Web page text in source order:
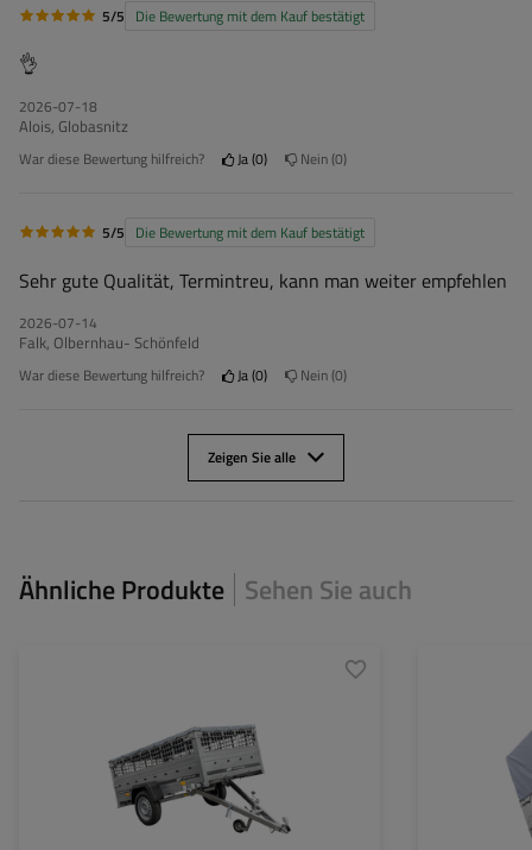
5/5 Die Bewertung mit dem Kauf bestätigt
👌
2026-07-18
Alois, Globasnitz
War diese Bewertung hilfreich? Ja 0 Nein 0
5/5 Die Bewertung mit dem Kauf bestätigt
Sehr gute Qualität, Termintreu, kann man weiter empfehlen
2026-07-14
Falk, Olbernhau- Schönfeld
War diese Bewertung hilfreich? Ja 0 Nein 0
Zeigen Sie alle
Ähnliche Produkte Sehen Sie auch
Länge des Laderaums:
2304 mm
Breite des Laderaums:
1256 mm
Art der Federung:
ungebremste Achse bis
750 kg
Länge des
Breite des
Art der Federung: